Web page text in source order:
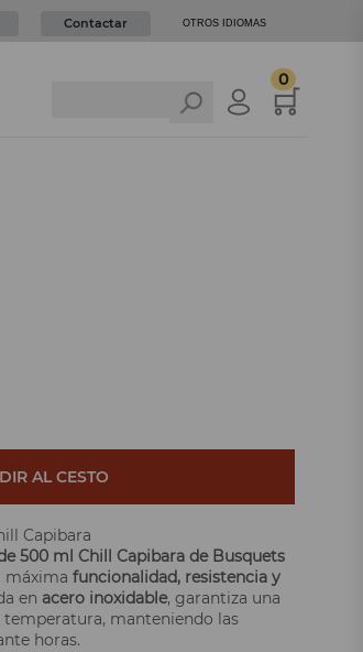
Contactar OTROS IDIOMAS
0
AL CESTO
Capibara
500 ml Chill Capibara de Busquets
máxima funcionalidad, resistencia y
en acero inoxidable, garantiza una
manteniendo las
horas.